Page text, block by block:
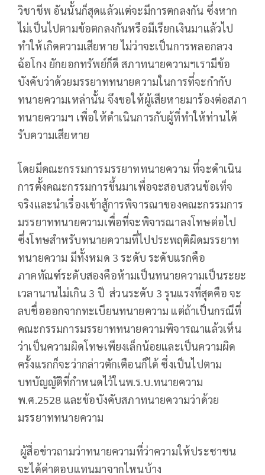
วิชาชีพ อันนั้นก็สุดแล้วแต่จะมีการตกลงกัน ซึ่งหาก
ไม่เป็นไปตามข้อตกลงกันหรือมีเรียกเงินมาแล้วไป
ทำให้เกิดความเสียหาย ไม่ว่าจะเป็นการหลอกลวง
ฉ้อโกง ยักยอกทรัพย์ก็ดี สภาทนายความฯเรามีข้อ
บังคับว่าด้วยมรรยาททนายความในการที่จะกำกับ
ทนายความเหล่านั้น จึงขอให้ผู้เสียหายมาร้องต่อสภา
ทนายความฯ เพื่อให้ดำเนินการกับผู้ที่ทำให้ท่านได้
รับความเสียหาย
โดยมีคณะกรรมการมรรยาททนายความ ที่จะดำเนิน
การตั้งคณะกรรมการขึ้นมาเพื่อจะสอบสวนข้อเท็จ
จริงและนำเรื่องเข้าสู้การพิจารณาของคณะกรรมการ
มรรยาททนายความเพื่อที่จะพิจารณาลงโทษต่อไป
ซึ่งโทษสำหรับทนายความที่ไปประพฤติผิดมรรยาท
ทนายความ มีทั้งหมด 3 ระดับ ระดับแรกคือ
ภาคทัณฑ์ระดับสองคือห้ามเป็นทนายความเป็นระยะ
เวลานานไม่เกิน 3 ปี ส่วนระดับ 3 รุนแรงที่สุดคือ จะ
ลบชื่อออกจากทะเบียนทนายความ แต่ถ้าเป็นกรณีที่
คณะกรรมการมรรยาททนายความพิจารณาแล้วเห็น
ว่าเป็นความผิดโทษเพียงเล็กน้อยและเป็นความผิด
ครั้งแรกก็จะว่ากล่าวตักเตือนก็ได้ ซึ่งเป็นไปตาม
บทบัญญัติที่กำหนดไว้ในพ.ร.บ.ทนายความ
พ.ศ.2528 และข้อบังคับสภาทนายความว่าด้วย
มรรยาททนายความ
ผู้สื่อข่าวถามว่าทนายความที่ว่าความให้ประชาชน
จะได้ค่าตอบแทนมาจากไหนบ้าง